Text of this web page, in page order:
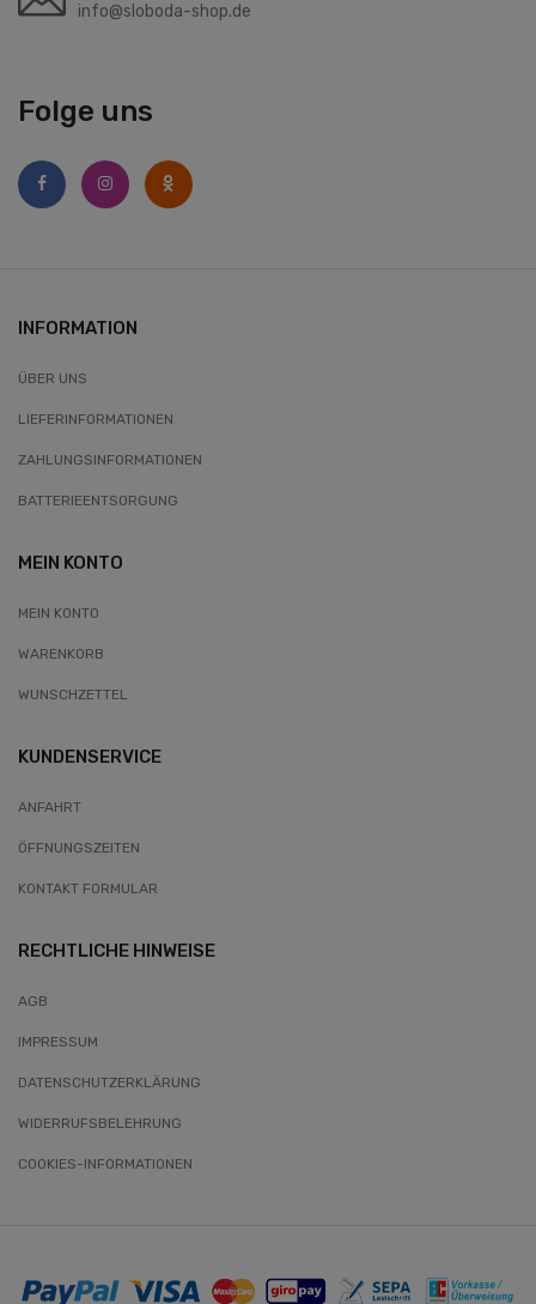
Folge uns
info@sloboda-shop.de
INFORMATION
ÜBER UNS
LIEFERINFORMATIONEN
ZAHLUNGSINFORMATIONEN
BATTERIEENTSORGUNG
MEIN KONTO
MEIN KONTO
WARENKORB
WUNSCHZETTEL
KUNDENSERVICE
ANFAHRT
ÖFFNUNGSZEITEN
KONTAKT FORMULAR
RECHTLICHE HINWEISE
AGB
IMPRESSUM
DATENSCHUTZERKLÄRUNG
WIDERRUFSBELEHRUNG
COOKIES-INFORMATIONEN